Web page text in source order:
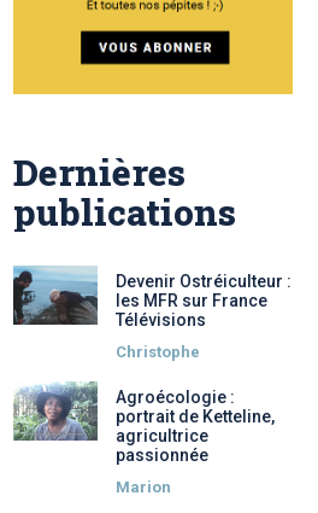
Dernières
publications
Devenir Ostréiculteur :
les MFR sur France
Télévisions
Christophe
Agroécologie :
portrait de Ketteline,
agricultrice
passionnée
Marion